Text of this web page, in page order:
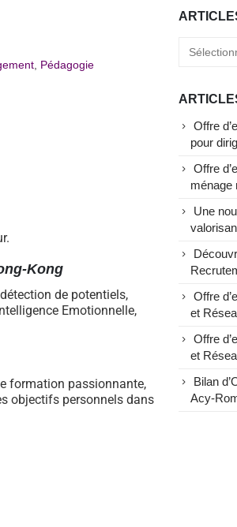
Pédagogie
Kong
de potentiels,
Emotionnelle,
formation passionnante,
objectifs personnels dans
Offre
pour
Offre
ménage
Une
Offre
et
Offre
et
Bilan
Acy-